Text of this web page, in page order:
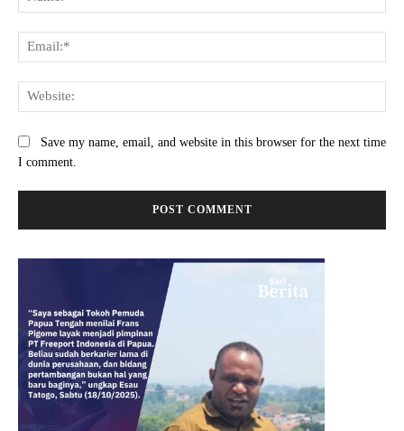
Save my name, email, and website in this browser for the next time
I comment.